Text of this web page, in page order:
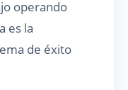
operando
es la
de éxito